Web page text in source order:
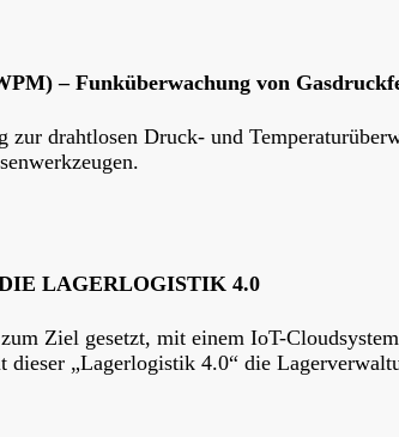
– Funküberwachung von
drahtlosen Druck- und
LAGERLOGISTIK 4.0
Ziel gesetzt, mit einem IoT-
„Lagerlogistik 4.0“ die